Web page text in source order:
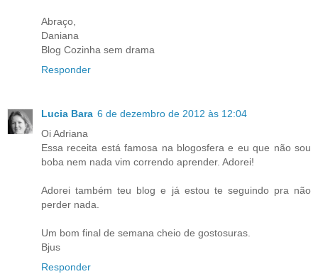
Abraço,
Daniana
Blog Cozinha sem drama
Responder
Lucia Bara 6 de dezembro de 2012 às 12:04
Oi Adriana
Essa receita está famosa na blogosfera e eu que não sou
boba nem nada vim correndo aprender. Adorei!
Adorei também teu blog e já estou te seguindo pra não
perder nada.
Um bom final de semana cheio de gostosuras.
Bjus
Responder